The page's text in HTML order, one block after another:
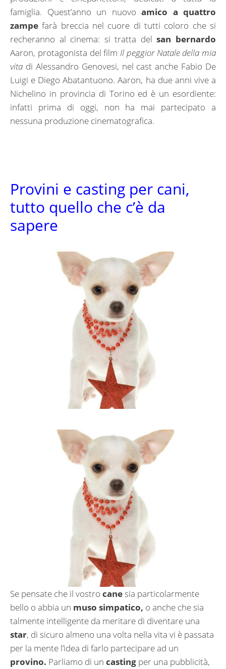
famiglia. Quest’anno un nuovo amico a quattro
zampe farà breccia nel cuore di tutti coloro che si
recheranno al cinema: si tratta del san bernardo
Aaron, protagonista del film Il peggior Natale della mia
vita di Alessandro Genovesi, nel cast anche Fabio De
Luigi e Diego Abatantuono. Aaron, ha due anni vive a
Nichelino in provincia di Torino ed è un esordiente:
infatti prima di oggi, non ha mai partecipato a
nessuna produzione cinematografica.
Provini e casting per cani,
tutto quello che c’è da
sapere
Se pensate che il vostro canesia particolarmente
bello o abbia un muso simpatico, o anche che sia
talmente intelligente da meritare di diventare una
star, di sicuro almeno una volta nella vita vi è passata
per la mente l’idea di farlo partecipare ad un
provino. Parliamo di un casting per una pubblicità,